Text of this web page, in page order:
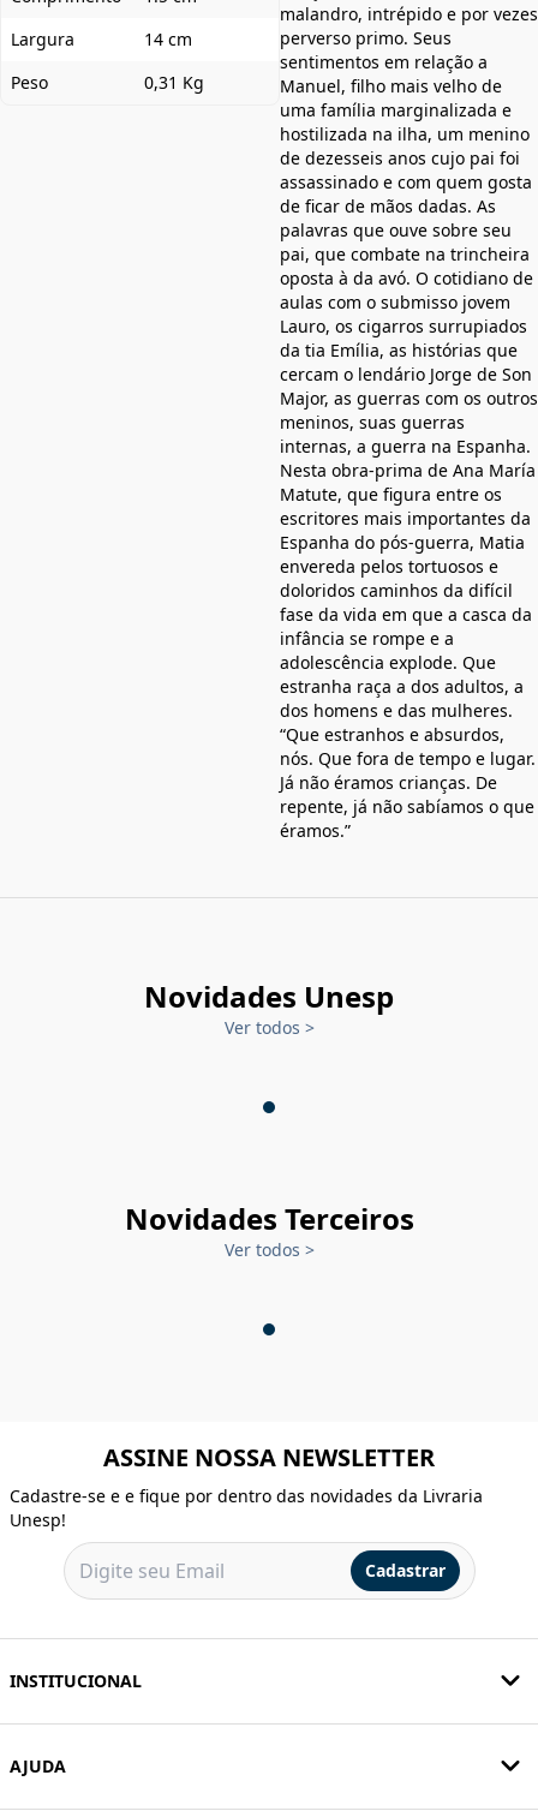
Largura
14 cm
Peso
0,31 Kg
malandro, intrépido e por vezes
perverso primo. Seus
sentimentos em relação a
Manuel, filho mais velho de
uma família marginalizada e
hostilizada na ilha, um menino
de dezesseis anos cujo pai foi
assassinado e com quem gosta
de ficar de mãos dadas. As
palavras que ouve sobre seu
pai, que combate na trincheira
oposta à da avó. O cotidiano de
aulas com o submisso jovem
Lauro, os cigarros surrupiados
da tia Emília, as histórias que
cercam o lendário Jorge de Son
Major, as guerras com os outros
meninos, suas guerras
internas, a guerra na Espanha.
Nesta obra-prima de Ana María
Matute, que figura entre os
escritores mais importantes da
Espanha do pós-guerra, Matia
envereda pelos tortuosos e
doloridos caminhos da difícil
fase da vida em que a casca da
infância se rompe e a
adolescência explode. Que
estranha raça a dos adultos, a
dos homens e das mulheres.
“Que estranhos e absurdos,
nós. Que fora de tempo e lugar.
Já não éramos crianças. De
repente, já não sabíamos o que
éramos.”
Novidades Unesp
Ver todos >
Novidades Terceiros
Ver todos >
ASSINE NOSSA NEWSLETTER
Cadastre-se e e fique por dentro das novidades da Livraria
Unesp!
Cadastrar
INSTITUCIONAL
AJUDA